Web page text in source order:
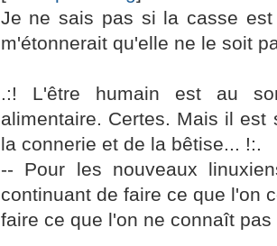
Je ne sais pas si la casse
m'étonnerait qu'elle ne le soit
.:! L'être humain est au
alimentaire. Certes. Mais il est
la connerie et de la bêtise... !:.
-- Pour les nouveaux
continuant de faire ce que l'on
faire ce que l'on ne connaît pas